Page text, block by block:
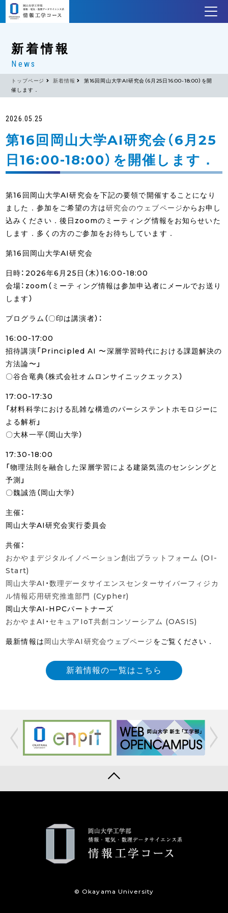
新着情報
News
トップページ 新着情報
第16回岡山大学AI研究会（6月25日16:00-18:00）を開
催します．
2026.05.25
第16回岡山大学AI研究会（6月25
日16:00-18:00）を開催します．
第16回岡山大学AI研究会を下記の要領で開催することになり
ました．参加をご希望の方は研究会のウェブページからお申し
込みください．後日zoomのミーティング情報をお知らせいた
します．多くの方のご参加をお待ちしています．
第16回岡山大学AI研究会
日時：2026年6月25日（木）16:00-18:00
会場：zoom（ミーティング情報は参加申込者にメールでお送り
します）
プログラム（〇印は講演者）：
16:00-17:00
招待講演「Principled AI 〜深層学習時代における課題解決の
方法論〜」
〇谷合竜典（株式会社オムロンサイニックエックス）
17:00-17:30
「材料科学における乱雑な構造のパーシステントホモロジーに
よる解析」
〇大林一平（岡山大学）
17:30-18:00
「物理法則を融合した深層学習による建築気流のセンシングと
予測」
〇魏誠浩（岡山大学）
主催：
岡山大学AI研究会実行委員会
共催：
おかやまデジタルイノベーション創出プラットフォーム (OI-
Start)
岡山大学AI・数理データサイエンスセンターサイバーフィジカ
ル情報応用研究推進部門 (Cypher)
岡山大学AI-HPCパートナーズ
おかやまAI・セキュアIoT共創コンソーシアム (OASIS)
最新情報は岡山大学AI研究会ウェブページ をご覧ください．
新着情報の一覧はこちら
© Okayama University